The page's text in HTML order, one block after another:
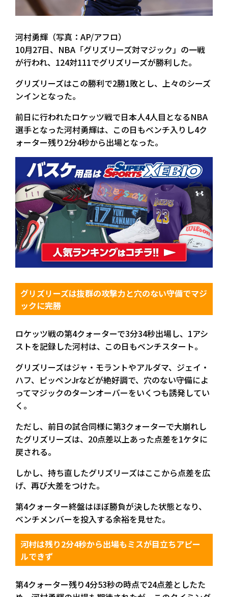
河村勇輝（写真：AP/アフロ）
10月27日、NBA「グリズリーズ対マジック」の一戦
が行われ、124対111でグリズリーズが勝利した。
グリズリーズはこの勝利で2勝1敗とし、上々のシーズ
ンインとなった。
前日に行われたロケッツ戦で日本人4人目となるNBA
選手となった河村勇輝は、この日もベンチ入りし4ク
ォーター残り2分4秒から出場となった。
グリズリーズは抜群の攻撃力と穴のない守備でマジ
ックに完勝
ロケッツ戦の第4クォーターで3分34秒出場し、1アシ
ストを記録した河村は、この日もベンチスタート。
グリズリーズはジャ・モラントやアルダマ、ジェイ・
ハフ、ピッペンJrなどが絶好調で、穴のない守備によ
ってマジックのターンオーバーをいくつも誘発してい
く。
ただし、前日の試合同様に第3クォーターで大崩れし
たグリズリーズは、20点差以上あった点差を1ケタに
戻される。
しかし、持ち直したグリズリーズはここから点差を広
げ、再び大差をつけた。
第4クォーター終盤はほぼ勝負が決した状態となり、
ベンチメンバーを投入する余裕を見せた。
河村は残り2分4秒から出場もミスが目立ちアピー
ルできず
第4クォーター残り4分53秒の時点で24点差としたた